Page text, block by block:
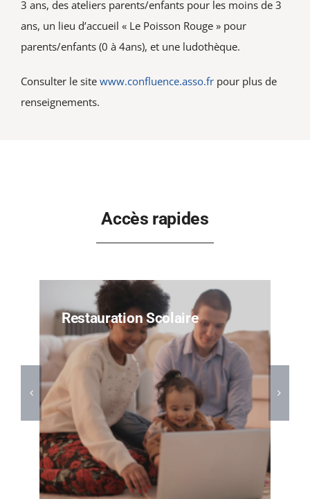
3 ans, des ateliers parents/enfants pour les moins de 3
ans, un lieu d’accueil « Le Poisson Rouge » pour
parents/enfants (0 à 4ans), et une ludothèque.
Consulter le site www.confluence.asso.fr pour plus de
renseignements.
Accès rapides
Restauration Scolaire